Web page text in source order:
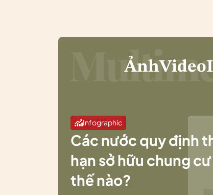
ẢnhVideo
Infographic
Các nước quy định
hạn sở hữu chung
thế nào?